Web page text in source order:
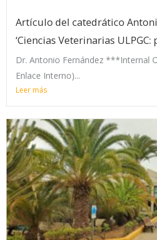
Artículo del catedrático
‘Ciencias Veterinarias
Dr. Antonio Fernández ***Internal
Enlace Interno)...
Leer más